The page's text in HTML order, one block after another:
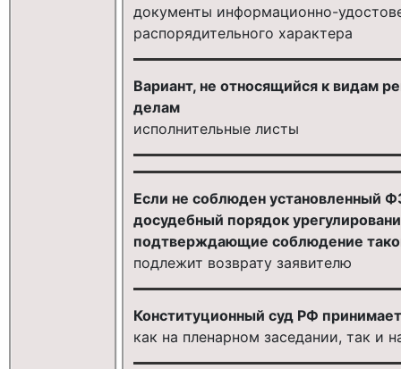
документы информационно-
распорядительного характера
Вариант, не относящийся к видам
делам
исполнительные листы
Если не соблюден установленный
досудебный порядок
подтверждающие соблюдение
подлежит возврату заявителю
Конституционный суд РФ
как на пленарном заседании, так и